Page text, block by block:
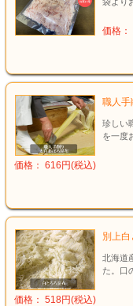
価格：
職人手
珍しい
を一度
価格： 616円(税込)
別上
北海道
た。口
価格： 518円(税込)